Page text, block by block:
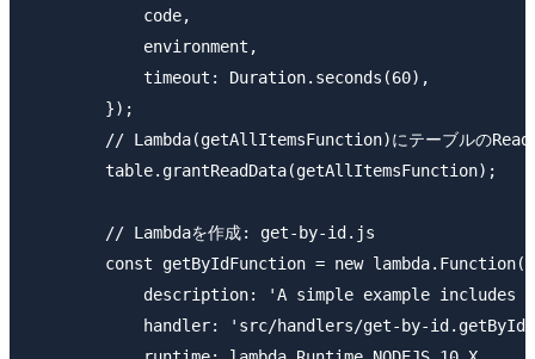
            code,
            environment,
            timeout: Duration.seconds(60),
        });
// Lambda(getAllItemsFunction)にテーブルのRead
        table.grantReadData(getAllItemsFunction);
        // Lambdaを作成: get-by-id.js
const getByIdFunction = new
description: 'A simple example includes
handler: 'src/handlers/get-by-